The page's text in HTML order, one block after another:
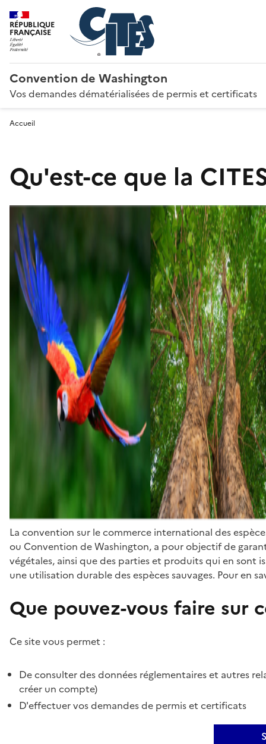
RÉPUBLIQUE
FRANÇAISE
Convention de Washington
Vos demandes dématérialisées de permis et certificats
Accueil
Qu'est-ce que la
La convention sur le commerce international des
ou Convention de Washington, a pour objectif de
végétales, ainsi que des parties et produits qui en sont
une utilisation durable des espèces sauvages. Pour en
Que pouvez-vous faire sur
Ce site vous permet :
De consulter des données réglementaires et autres
créer un compte)
D'effectuer vos demandes de permis et certificats